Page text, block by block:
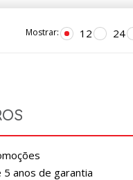
Mostrar: 12 24
5 anos de garantia